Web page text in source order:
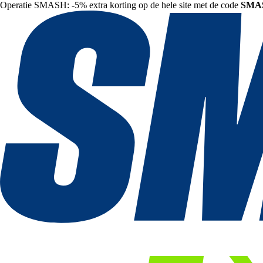
Operatie SMASH: -5% extra korting op de hele site met de code